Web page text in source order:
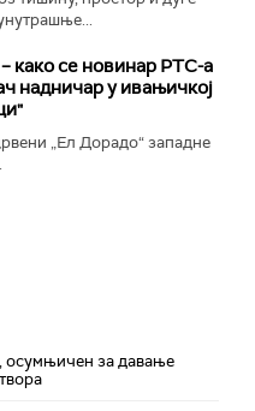
како се новинар РТС-а
надничар у ивањичкој
„Ел Дорадо“ западне
осумњичен за давање